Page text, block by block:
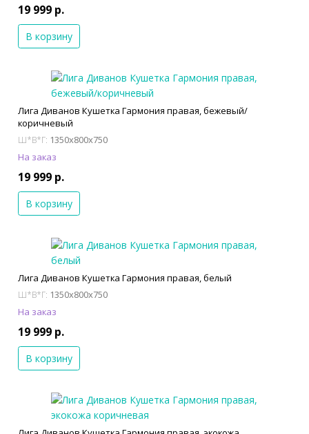
19 999 р.
В корзину
Лига Диванов Кушетка Гармония правая, бежевый/
коричневый
Ш*В*Г: 1350x800x750
На заказ
19 999 р.
В корзину
Лига Диванов Кушетка Гармония правая, белый
Ш*В*Г: 1350x800x750
На заказ
19 999 р.
В корзину